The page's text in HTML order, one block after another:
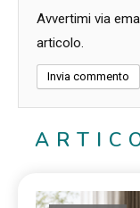
Avvertimi via
articolo.